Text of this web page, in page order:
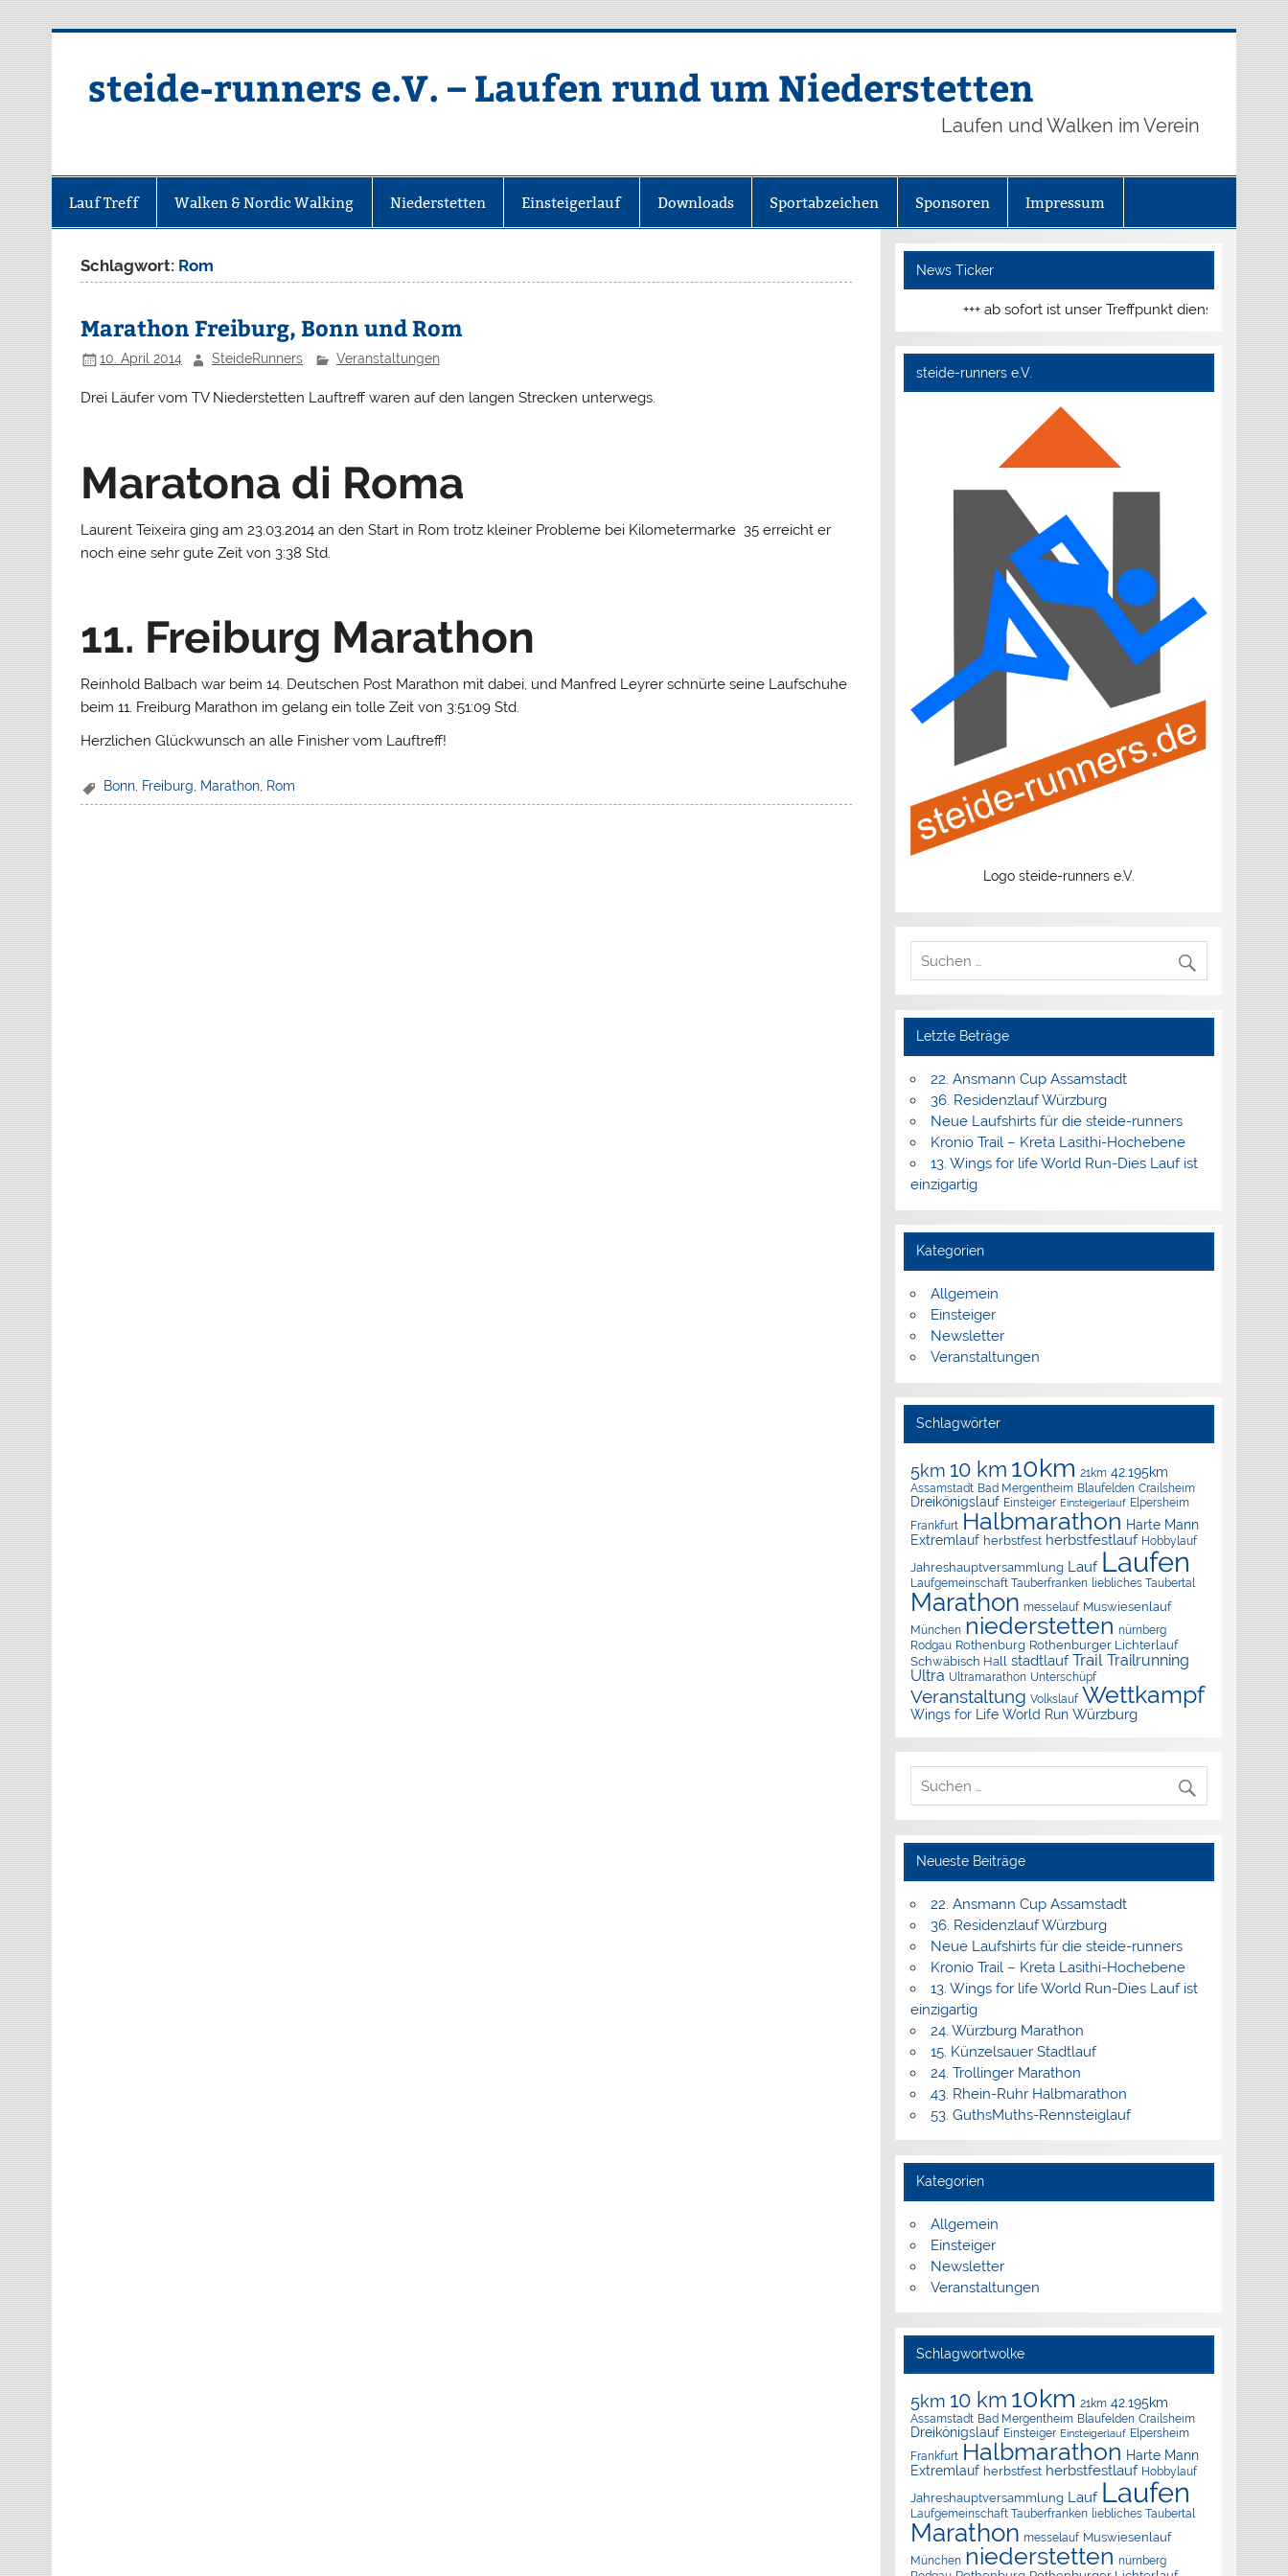
steide-runners e.V. – Laufen rund um Niederstetten
Laufen und Walken im Verein
Lauf Treff Walken & Nordic Walking Niederstetten Einsteigerlauf Downloads Sportabzeichen Sponsoren Impressum
Schlagwort: Rom
Marathon Freiburg, Bonn und Rom
10. April 2014 SteideRunners Veranstaltungen
Drei Läufer vom TV Niederstetten Lauftreff waren auf den langen Strecken unterwegs.
Maratona di Roma
Laurent Teixeira ging am 23.03.2014 an den Start in Rom trotz kleiner Probleme bei Kilometermarke 35 erreicht er
noch eine sehr gute Zeit von 3:38 Std.
11. Freiburg Marathon
Reinhold Balbach war beim 14. Deutschen Post Marathon mit dabei, und Manfred Leyrer schnürte seine Laufschuhe
beim 11. Freiburg Marathon im gelang ein tolle Zeit von 3:51:09 Std.
Herzlichen Glückwunsch an alle Finisher vom Lauftreff!
Bonn, Freiburg, Marathon, Rom
News Ticker
+++ ab sofort ist unser Treffpunkt dienstags und
steide-runners e.V.
Logo steide-runners e.V.
Letzte Beträge
22. Ansmann Cup Assamstadt
36. Residenzlauf Würzburg
Neue Laufshirts für die steide-runners
Kronio Trail – Kreta Lasithi-Hochebene
13. Wings for life World Run-Dies Lauf ist
einzigartig
Kategorien
Allgemein
Einsteiger
Newsletter
Veranstaltungen
Schlagwörter
5km 10 km 10km 21km 42.195km
Assamstadt Bad Mergentheim Blaufelden Crailsheim
Dreikönigslauf Einsteiger Einsteigerlauf Elpersheim
Frankfurt Halbmarathon Harte Mann
Extremlauf herbstfest herbstfestlauf Hobbylauf
Jahreshauptversammlung Lauf Laufen
Laufgemeinschaft Tauberfranken liebliches Taubertal
Marathon messelauf Muswiesenlauf
München niederstetten nürnberg
Rodgau Rothenburg Rothenburger Lichterlauf
Schwäbisch Hall stadtlauf Trail Trailrunning
Ultra Ultramarathon Unterschüpf
Veranstaltung Volkslauf Wettkampf
Wings for Life World Run Würzburg
Neueste Beiträge
22. Ansmann Cup Assamstadt
36. Residenzlauf Würzburg
Neue Laufshirts für die steide-runners
Kronio Trail – Kreta Lasithi-Hochebene
13. Wings for life World Run-Dies Lauf ist
einzigartig
24. Würzburg Marathon
15. Künzelsauer Stadtlauf
24. Trollinger Marathon
43. Rhein-Ruhr Halbmarathon
53. GuthsMuths-Rennsteiglauf
Kategorien
Allgemein
Einsteiger
Newsletter
Veranstaltungen
Schlagwortwolke
5km 10 km 10km 21km 42.195km
Assamstadt Bad Mergentheim Blaufelden Crailsheim
Dreikönigslauf Einsteiger Einsteigerlauf Elpersheim
Frankfurt Halbmarathon Harte Mann
Extremlauf herbstfest herbstfestlauf Hobbylauf
Jahreshauptversammlung Lauf Laufen
Laufgemeinschaft Tauberfranken liebliches Taubertal
Marathon messelauf Muswiesenlauf
München niederstetten nürnberg